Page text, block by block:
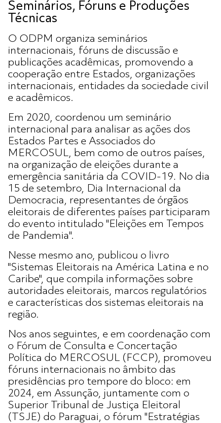
Seminários, Fóruns e Produções
Técnicas
O ODPM organiza seminários
internacionais, fóruns de discussão e
publicações acadêmicas, promovendo a
cooperação entre Estados, organizações
internacionais, entidades da sociedade civil
e acadêmicos.
Em 2020, coordenou um seminário
internacional para analisar as ações dos
Estados Partes e Associados do
MERCOSUL, bem como de outros países,
na organização de eleições durante a
emergência sanitária da COVID-19. No dia
15 de setembro, Dia Internacional da
Democracia, representantes de órgãos
eleitorais de diferentes países participaram
do evento intitulado "Eleições em Tempos
de Pandemia".
Nesse mesmo ano, publicou o livro
"Sistemas Eleitorais na América Latina e no
Caribe", que compila informações sobre
autoridades eleitorais, marcos regulatórios
e características dos sistemas eleitorais na
região.
Nos anos seguintes, e em coordenação com
o Fórum de Consulta e Concertação
Política do MERCOSUL (FCCP), promoveu
fóruns internacionais no âmbito das
presidências pro tempore do bloco: em
2024, em Assunção, juntamente com o
Superior Tribunal de Justiça Eleitoral
(TSJE) do Paraguai, o fórum "Estratégias